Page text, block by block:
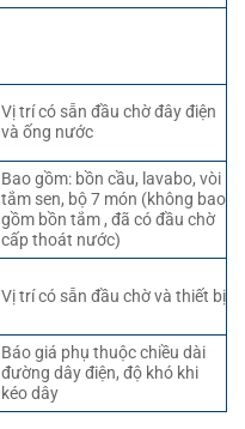
Vị trí có sẵn đầu chờ đây điện
và ống nước
Bao gồm: bồn cầu, lavabo, vòi
tắm sen, bộ 7 món (không bao
gồm bồn tắm , đã có đầu chờ
cấp thoát nước)
Vị trí có sẵn đầu chờ và thiết bị
Báo giá phụ thuộc chiều dài
đường dây điện, độ khó khi
kéo dây